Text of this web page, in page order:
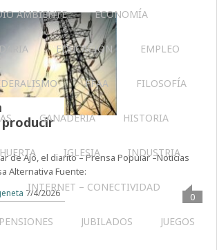
AMBIENTE ECONOMÍA
EDUCACIÓN EMPLEO
FFAA FILOSOFÍA
GANADERIA HISTORIA
HUERTA IGLESIA INDUSTRIA
INTERNET – CONECTIVIDAD
JUBILADOS JUEGOS
producir
de Ajó, el diarito – Prensa Popular –Noticias
Alternativa Fuente:
7/4/2026 0